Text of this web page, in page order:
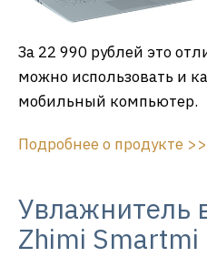
За 22 990 рублей это
можно использовать и
мобильный компьютер.
Подробнее о продукте
Увлажнитель
Zhimi Smartmi